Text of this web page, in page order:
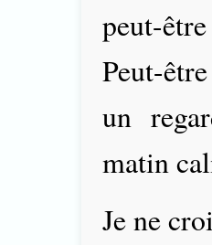
peut-
Peut-
un
matin
Je ne